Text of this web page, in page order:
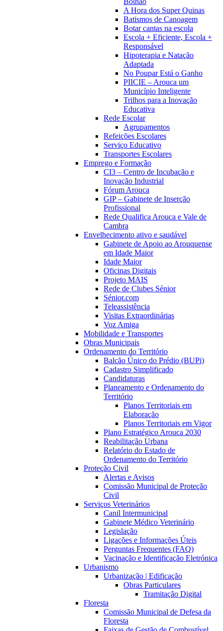
A Hora dos Super Quinas
Batismos de Canoagem
Botar cantas na escola
Escola + Eficiente, Escola +
Responsável
Hipoterapia e Natação
Adaptada
No Poupar Está o Ganho
PIICIE – Arouca um
Município Inteligente
Trilhos para a Inovação
Educativa
Rede Escolar
Agrupamentos
Refeições Escolares
Serviço Educativo
Transportes Escolares
Emprego e Formação
CI3 – Centro de Incubação e
Inovação Industrial
Fórum Arouca
GIP – Gabinete de Inserção
Profissional
Rede Qualifica Arouca e Vale de
Cambra
Envelhecimento ativo e saudável
Gabinete de Apoio ao Arouquense
em Idade Maior
Idade Maior
Oficinas Digitais
Projeto MAIS
Rede de Clubes Sénior
Sénior.com
Teleassistência
Visitas Extraordinárias
Voz Amiga
Mobilidade e Transportes
Obras Municipais
Ordenamento do Território
Balcão Único do Prédio (BUPi)
Cadastro Simplificado
Candidaturas
Planeamento e Ordenamento do
Território
Planos Territoriais em
Elaboração
Planos Territoriais em Vigor
Plano Estratégico Arouca 2030
Reabilitação Urbana
Relatório do Estado de
Ordenamento do Território
Proteção Civil
Alertas e Avisos
Comissão Municipal de Proteção
Civil
Serviços Veterinários
Canil Intermunicipal
Gabinete Médico Veterinário
Legislação
Ligações e Informações Úteis
Perguntas Frequentes (FAQ)
Vacinação e Identificação Eletrónica
Urbanismo
Urbanização | Edificação
Obras Particulares
Tramitação Digital
Floresta
Comissão Municipal de Defesa da
Floresta